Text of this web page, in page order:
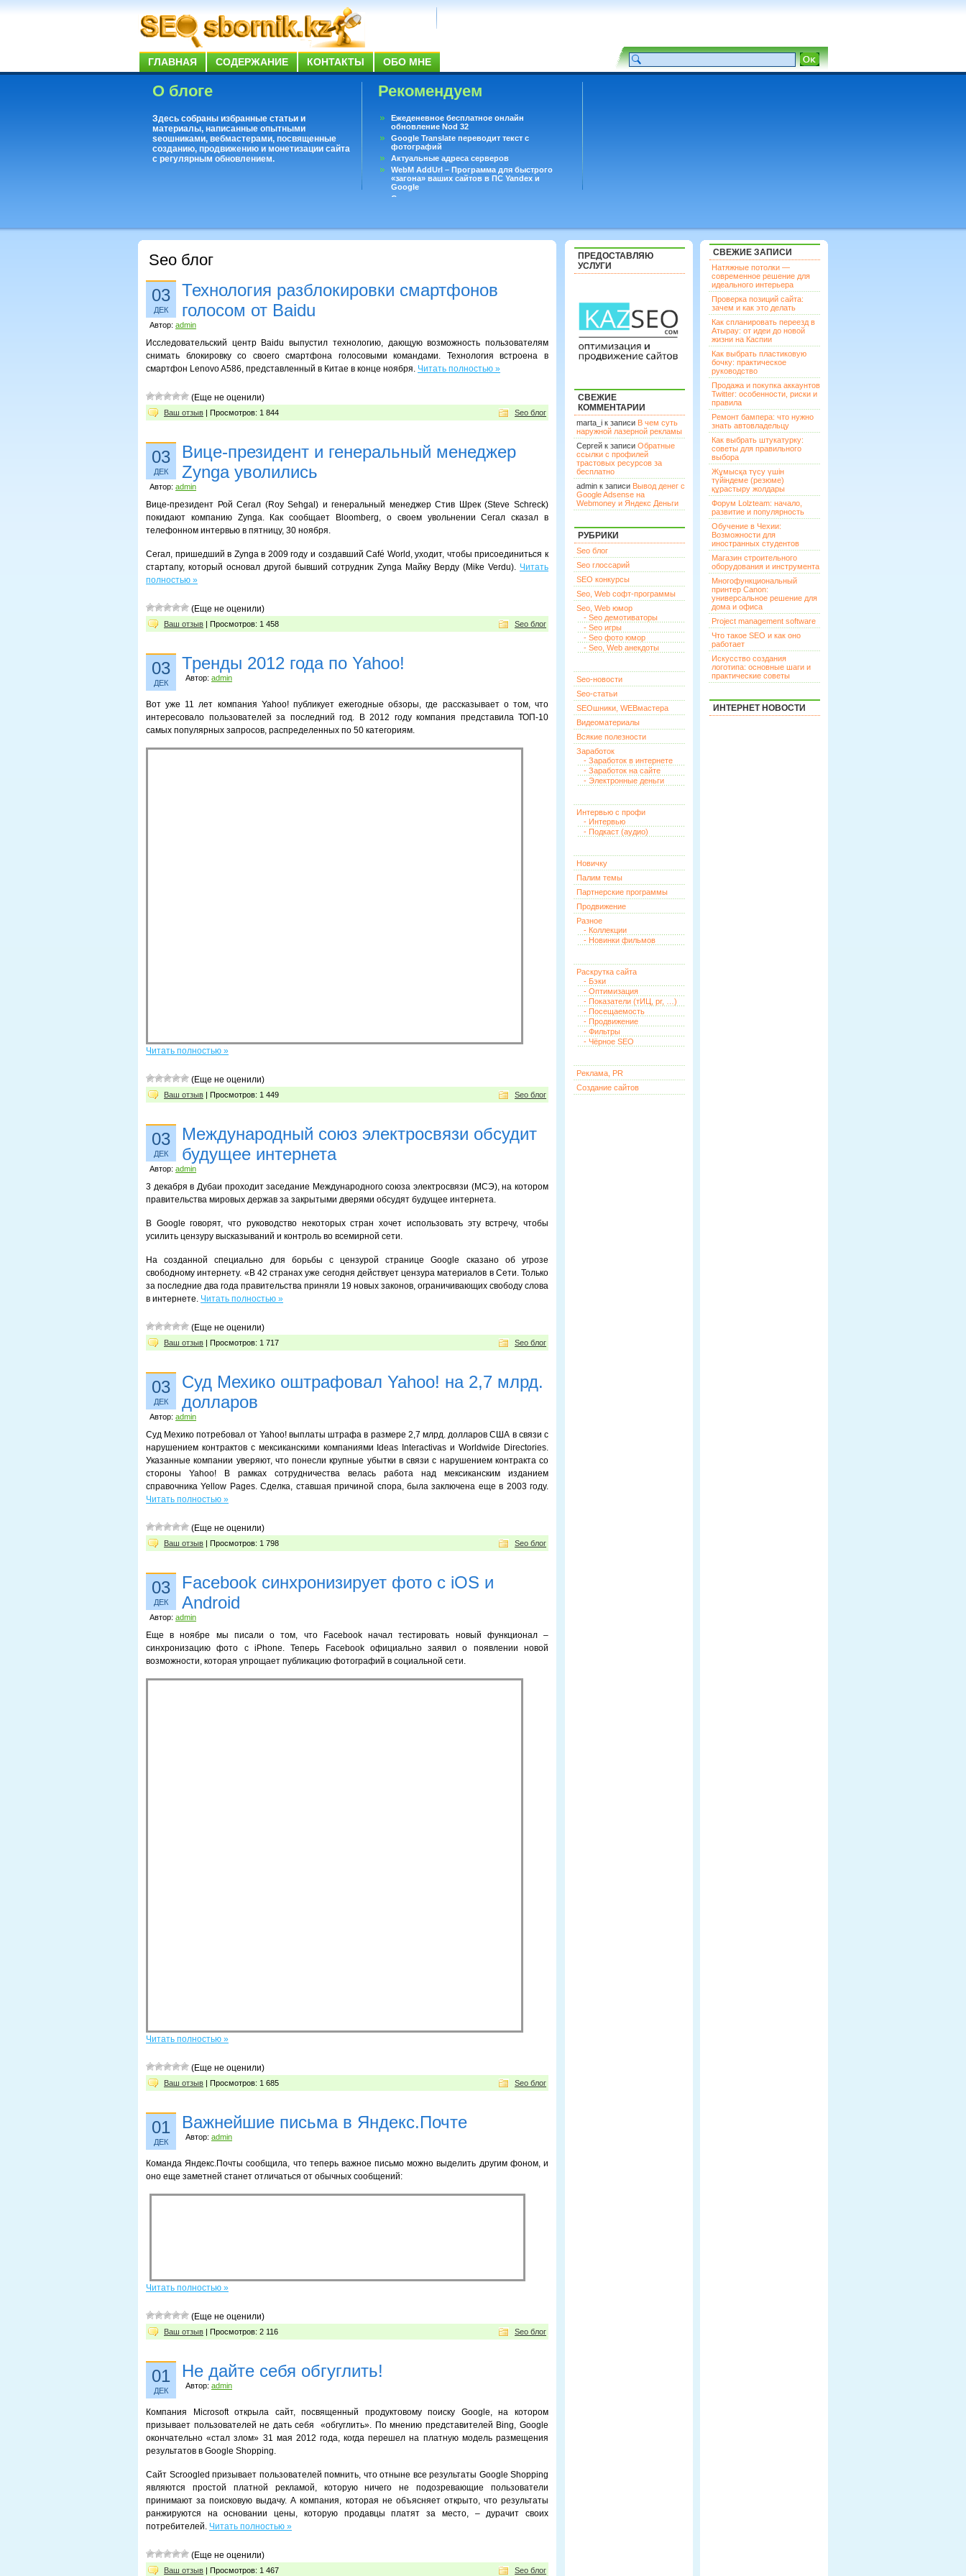
ГЛАВНАЯ СОДЕРЖАНИЕ КОНТАКТЫ ОБО МНЕ
О блоге
Здесь собраны избранные статьи и
материалы, написанные опытными
seoшниками, вебмастерами, посвященные
созданию, продвижению и монетизации сайта
с регулярным обновлением.
Рекомендуем
Ежеденевное бесплатное онлайн
обновление Nod 32
Google Translate переводит текст с
фотографий
Актуальные адреса серверов
WebM AddUrl – Программа для быстрого
«загона» ваших сайтов в ПС Yandex и
Google
Существует вопросы, на которые не может
Seo блог
03
ДЕК
Технология разблокировки смартфонов
голосом от Baidu
Автор: admin
Исследовательский центр Baidu выпустил технологию, дающую возможность пользователям
снимать блокировку со своего смартфона голосовыми командами. Технология встроена в
смартфон Lenovo A586, представленный в Китае в конце ноября. Читать полностью »
(Еще не оценили)
Ваш отзыв | Просмотров: 1 844 Seo блог
03
ДЕК
Вице-президент и генеральный менеджер
Zynga уволились
Автор: admin
Вице-президент Рой Сегал (Roy Sehgal) и генеральный менеджер Стив Шрек (Steve Schreck)
покидают компанию Zynga. Как сообщает Bloomberg, о своем увольнении Сегал сказал в
телефонном интервью в пятницу, 30 ноября.
Сегал, пришедший в Zynga в 2009 году и создавший Café World, уходит, чтобы присоединиться к
стартапу, который основал другой бывший сотрудник Zynga Майку Верду (Mike Verdu). Читать
полностью »
(Еще не оценили)
Ваш отзыв | Просмотров: 1 458 Seo блог
03
ДЕК
Тренды 2012 года по Yahoo!
Автор: admin
Вот уже 11 лет компания Yahoo! публикует ежегодные обзоры, где рассказывает о том, что
интересовало пользователей за последний год. В 2012 году компания представила ТОП-10
самых популярных запросов, распределенных по 50 категориям.
Читать полностью »
(Еще не оценили)
Ваш отзыв | Просмотров: 1 449 Seo блог
03
ДЕК
Международный союз электросвязи обсудит
будущее интернета
Автор: admin
3 декабря в Дубаи проходит заседание Международного союза электросвязи (МСЭ), на котором
правительства мировых держав за закрытыми дверями обсудят будущее интернета.
В Google говорят, что руководство некоторых стран хочет использовать эту встречу, чтобы
усилить цензуру высказываний и контроль во всемирной сети.
На созданной специально для борьбы с цензурой странице Google сказано об угрозе
свободному интернету. «В 42 странах уже сегодня действует цензура материалов в Сети. Только
за последние два года правительства приняли 19 новых законов, ограничивающих свободу слова
в интернете. Читать полностью »
(Еще не оценили)
Ваш отзыв | Просмотров: 1 717 Seo блог
03
ДЕК
Суд Мехико оштрафовал Yahoo! на 2,7 млрд.
долларов
Автор: admin
Суд Мехико потребовал от Yahoo! выплаты штрафа в размере 2,7 млрд. долларов США в связи с
нарушением контрактов с мексиканскими компаниями Ideas Interactivas и Worldwide Directories.
Указанные компании уверяют, что понесли крупные убытки в связи с нарушением контракта со
стороны Yahoo! В рамках сотрудничества велась работа над мексиканским изданием
справочника Yellow Pages. Сделка, ставшая причиной спора, была заключена еще в 2003 году.
Читать полностью »
(Еще не оценили)
Ваш отзыв | Просмотров: 1 798 Seo блог
03
ДЕК
Facebook синхронизирует фото с iOS и
Android
Автор: admin
Еще в ноябре мы писали о том, что Facebook начал тестировать новый функционал –
синхронизацию фото с iPhone. Теперь Facebook официально заявил о появлении новой
возможности, которая упрощает публикацию фотографий в социальной сети.
Читать полностью »
(Еще не оценили)
Ваш отзыв | Просмотров: 1 685 Seo блог
01
ДЕК
Важнейшие письма в Яндекс.Почте
Автор: admin
Команда Яндекс.Почты сообщила, что теперь важное письмо можно выделить другим фоном, и
оно еще заметней станет отличаться от обычных сообщений:
Читать полностью »
(Еще не оценили)
Ваш отзыв | Просмотров: 2 116 Seo блог
01
ДЕК
Не дайте себя обгуглить!
Автор: admin
Компания Microsoft открыла сайт, посвященный продуктовому поиску Google, на котором
призывает пользователей не дать себя «обгуглить». По мнению представителей Bing, Google
окончательно «стал злом» 31 мая 2012 года, когда перешел на платную модель размещения
результатов в Google Shopping.
Сайт Scroogled призывает пользователей помнить, что отныне все результаты Google Shopping
являются простой платной рекламой, которую ничего не подозревающие пользователи
принимают за поисковую выдачу. А компания, которая не объясняет открыто, что результаты
ранжируются на основании цены, которую продавцы платят за место, – дурачит своих
потребителей. Читать полностью »
(Еще не оценили)
Ваш отзыв | Просмотров: 1 467 Seo блог
ПРЕДОСТАВЛЯЮ
УСЛУГИ
СВЕЖИЕ
КОММЕНТАРИИ
marta_i к записи В чем суть
наружной лазерной рекламы
Сергей к записи Обратные
ссылки с профилей
трастовых ресурсов за
бесплатно
admin к записи Вывод денег с
Google Adsense на
Webmoney и Яндекс Деньги
РУБРИКИ
Seo блог
Seo глоссарий
SEO конкурсы
Seo, Web софт-программы
Seo, Web юмор
- Seo демотиваторы
- Seo игры
- Seo фото юмор
- Seo, Web анекдоты
Seo-новости
Seo-статьи
SEOшники, WEBмастера
Видеоматериалы
Всякие полезности
Заработок
- Заработок в интернете
- Заработок на сайте
- Электронные деньги
Интервью с профи
- Интервью
- Подкаст (аудио)
Новичку
Палим темы
Партнерские программы
Продвижение
Разное
- Коллекции
- Новинки фильмов
Раскрутка сайта
- Бэки
- Оптимизация
- Показатели (тИЦ, pr, …)
- Посещаемость
- Продвижение
- Фильтры
- Чёрное SEO
Реклама, PR
Создание сайтов
СВЕЖИЕ ЗАПИСИ
Натяжные потолки —
современное решение для
идеального интерьера
Проверка позиций сайта:
зачем и как это делать
Как спланировать переезд в
Атырау: от идеи до новой
жизни на Каспии
Как выбрать пластиковую
бочку: практическое
руководство
Продажа и покупка аккаунтов
Twitter: особенности, риски и
правила
Ремонт бампера: что нужно
знать автовладельцу
Как выбрать штукатурку:
советы для правильного
выбора
Жұмысқа түсу үшін
түйіндеме (резюме)
құрастыру жолдары
Форум Lolzteam: начало,
развитие и популярность
Обучение в Чехии:
Возможности для
иностранных студентов
Магазин строительного
оборудования и инструмента
Многофункциональный
принтер Canon:
универсальное решение для
дома и офиса
Project management software
Что такое SEO и как оно
работает
Искусство создания
логотипа: основные шаги и
практические советы
ИНТЕРНЕТ НОВОСТИ